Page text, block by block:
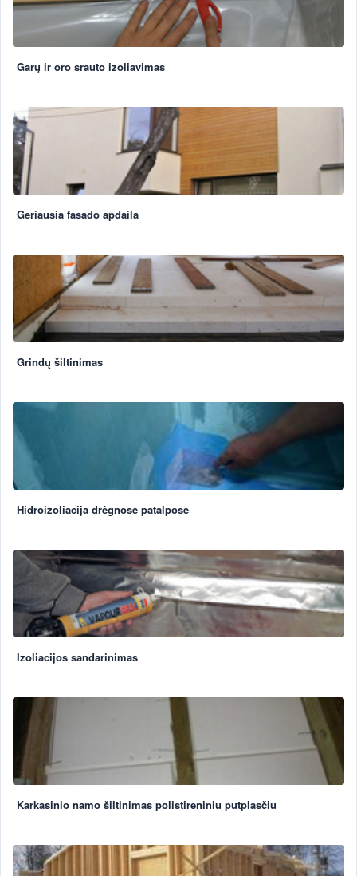
Garų ir oro srauto izoliavimas
Geriausia fasado apdaila
Grindų šiltinimas
Hidroizoliacija drėgnose patalpose
Izoliacijos sandarinimas
Karkasinio namo šiltinimas polistireniniu putplasčiu